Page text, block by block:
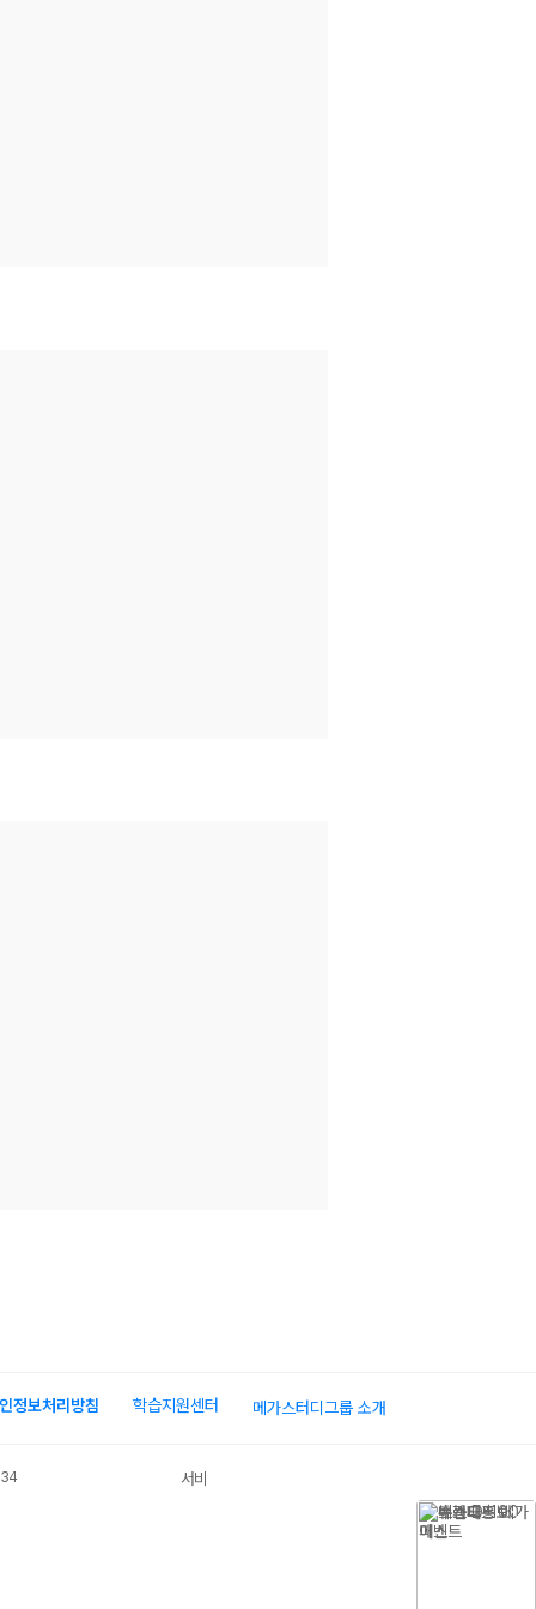
정보처리방침 학습지원센터 메가스터디그룹 소개
서비스 가입사실 확인